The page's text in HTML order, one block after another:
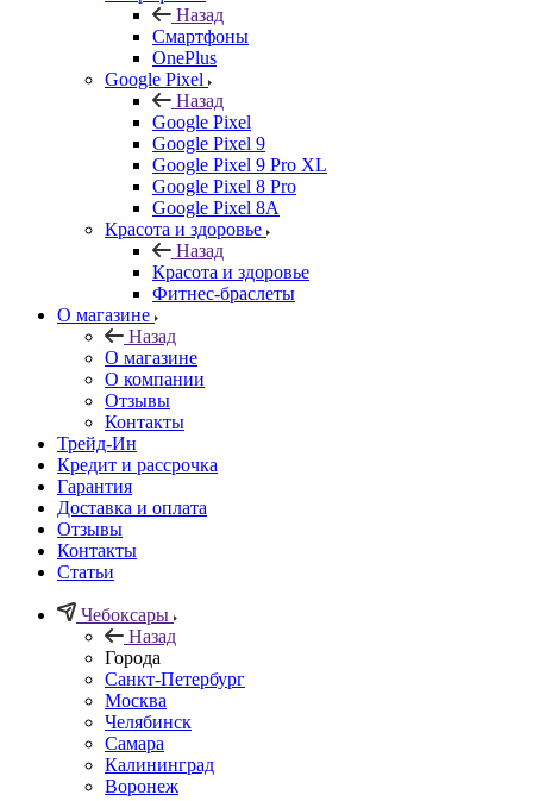
Назад
Смартфоны
OnePlus
Google Pixel
Назад
Google Pixel
Google Pixel 9
Google Pixel 9 Pro XL
Google Pixel 8 Pro
Google Pixel 8A
Красота и здоровье
Назад
Красота и здоровье
Фитнес-браслеты
О магазине
Назад
О магазине
О компании
Отзывы
Контакты
Трейд-Ин
Кредит и рассрочка
Гарантия
Доставка и оплата
Отзывы
Контакты
Статьи
Чебоксары
Назад
Города
Санкт-Петербург
Москва
Челябинск
Самара
Калининград
Воронеж